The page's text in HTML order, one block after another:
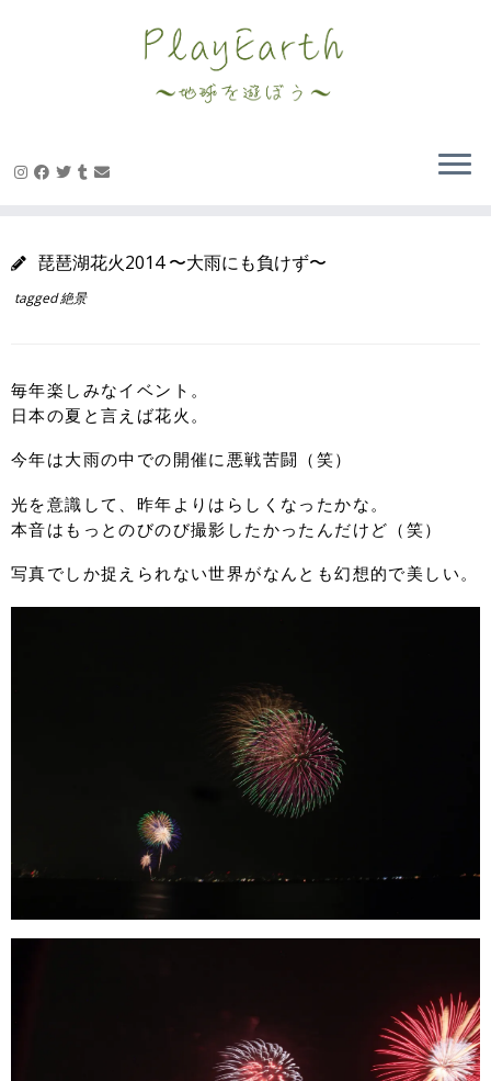
琵琶湖花火2014 〜大雨にも負けず〜
tagged絶景
毎年楽しみなイベント。
日本の夏と言えば花火。
今年は大雨の中での開催に悪戦苦闘（笑）
光を意識して、昨年よりはらしくなったかな。
本音はもっとのびのび撮影したかったんだけど（笑）
写真でしか捉えられない世界がなんとも幻想的で美しい。